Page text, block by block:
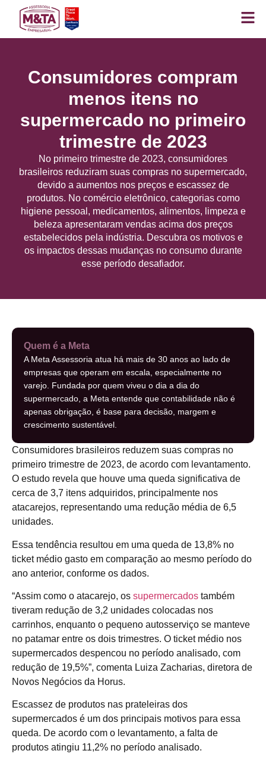
Consumidores compram
menos itens no
supermercado no primeiro
trimestre de 2023
No primeiro trimestre de 2023, consumidores
brasileiros reduziram suas compras no supermercado,
devido a aumentos nos preços e escassez de
produtos. No comércio eletrônico, categorias como
higiene pessoal, medicamentos, alimentos, limpeza e
beleza apresentaram vendas acima dos preços
estabelecidos pela indústria. Descubra os motivos e
os impactos dessas mudanças no consumo durante
esse período desafiador.
Quem é a Meta
A Meta Assessoria atua há mais de 30 anos ao lado de
empresas que operam em escala, especialmente no
varejo. Fundada por quem viveu o dia a dia do
supermercado, a Meta entende que contabilidade não é
apenas obrigação, é base para decisão, margem e
crescimento sustentável.
Consumidores brasileiros reduzem suas compras no
primeiro trimestre de 2023, de acordo com levantamento.
O estudo revela que houve uma queda significativa de
cerca de 3,7 itens adquiridos, principalmente nos
atacarejos, representando uma redução média de 6,5
unidades.
Essa tendência resultou em uma queda de 13,8% no
ticket médio gasto em comparação ao mesmo período do
ano anterior, conforme os dados.
“Assim como o atacarejo, os supermercados também
tiveram redução de 3,2 unidades colocadas nos
carrinhos, enquanto o pequeno autosserviço se manteve
no patamar entre os dois trimestres. O ticket médio nos
supermercados despencou no período analisado, com
redução de 19,5%”, comenta Luiza Zacharias, diretora de
Novos Negócios da Horus.
Escassez de produtos nas prateleiras dos
supermercados é um dos principais motivos para essa
queda. De acordo com o levantamento, a falta de
produtos atingiu 11,2% no período analisado.